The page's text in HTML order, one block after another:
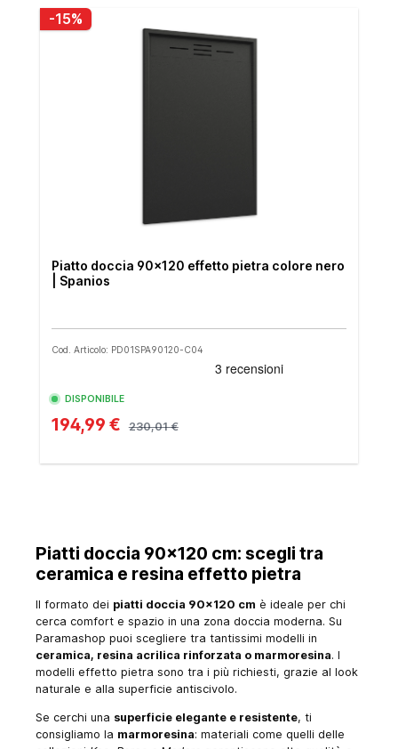
-15%
Piatto doccia 90x120 effetto pietra colore nero
| Spanios
Cod. Articolo: PD01SPA90120-C04
DISPONIBILE
194,99 € 230,01 €
Piatti doccia 90x120 cm: scegli tra
ceramica e resina effetto pietra
Il formato dei piatti doccia 90x120 cm è ideale per chi
cerca comfort e spazio in una zona doccia moderna. Su
Paramashop puoi scegliere tra tantissimi modelli in
ceramica, resina acrilica rinforzata o marmoresina. I
modelli effetto pietra sono tra i più richiesti, grazie al look
naturale e alla superficie antiscivolo.
Se cerchi una superficie elegante e resistente, ti
consigliamo la marmoresina: materiali come quelli delle